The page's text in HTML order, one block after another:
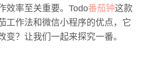
效率至关重要。Todo番茄钟这款
工作法和微信小程序的优点，它
变？让我们一起来探究一番。